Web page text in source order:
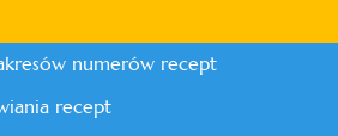
numerów recept
recept